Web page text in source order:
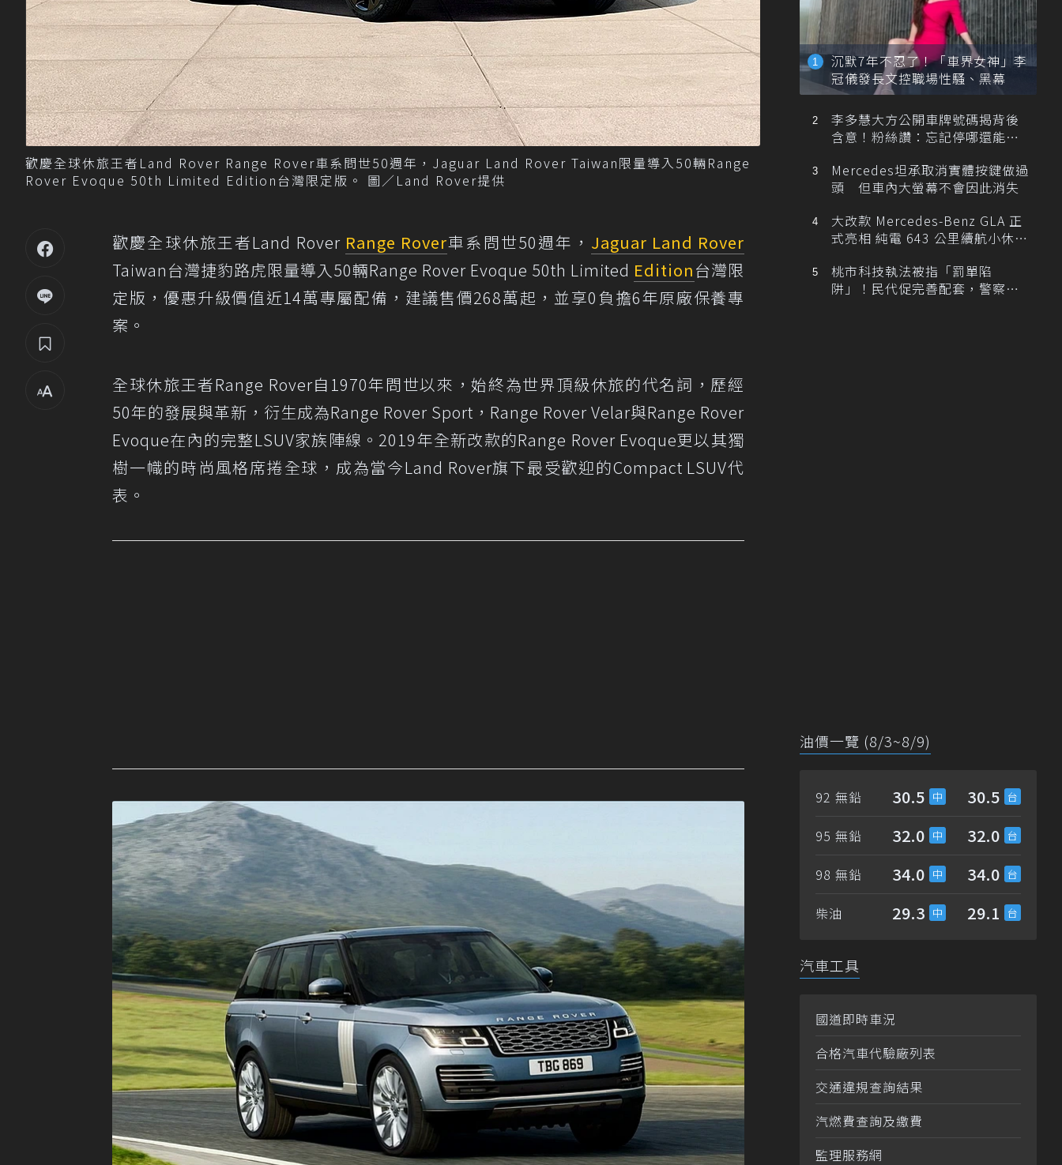
歡慶全球休旅王者Land Rover Range Rover車系問世50週年，Jaguar Land Rover Taiwan限量導入50輛Range
Rover Evoque 50th Limited Edition台灣限定版。 圖／Land Rover提供
歡慶全球休旅王者Land Rover Range Rover車系問世50週年， Jaguar Land Rover
Taiwan台灣捷豹路虎限量導入50輛Range Rover Evoque 50th Limited Edition台灣限
定版，優惠升級價值近14萬專屬配備，建議售價268萬起，並享0負擔6年原廠保養專
案。
全球休旅王者Range Rover自1970年問世以來，始終為世界頂級休旅的代名詞，歷經
50年的發展與革新，衍生成為Range Rover Sport，Range Rover Velar與Range Rover
Evoque在內的完整LSUV家族陣線。2019年全新改款的Range Rover Evoque更以其獨
樹一幟的時尚風格席捲全球，成為當今Land Rover旗下最受歡迎的Compact LSUV代
表。
沉默7年不忍了！「車界女神」李
冠儀發長文控職場性騷、黑幕
李多慧大方公開車牌號碼揭背後
含意！粉絲讚：忘記停哪還能幫
Mercedes坦承取消實體按鍵做過
頭 但車內大螢幕不會因此消失
大改款 Mercedes-Benz GLA 正
式亮相 純電 643 公里續航小休
桃市科技執法被指「罰單陷
阱」！民代促完善配套，警察局
油價一覽 (8/3~8/9)
92 無鉛 30.5 30.5
95 無鉛 32.0 32.0
98 無鉛 34.0 34.0
柴油 29.3 29.1
汽車工具
國道即時車況
合格汽車代驗廠列表
交通違規查詢結果
汽燃費查詢及繳費
監理服務網